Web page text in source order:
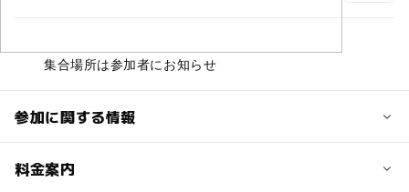
集合場所は参加者にお知らせ
参加に関する情報
定員詳細
料金案内